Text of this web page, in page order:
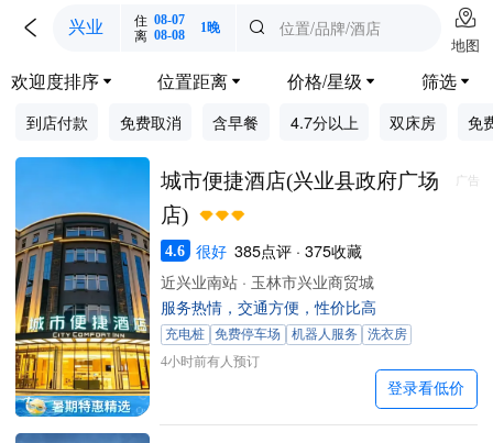
 兴业 住 08-07
离 08-08 1晚  位置/品牌/酒店 
地图
欢迎度排序 位置距离  价格/星级  筛选 
到店付款 免费取消 含早餐 4.7分以上 双床房 免
城市便捷酒店(兴业县政府广场
店)
广告
4.6 很好 385点评 · 375收藏
近兴业南站 · 玉林市兴业商贸城
服务热情，交通方便，性价比高
充电桩 免费停车场 机器人服务
洗衣房
4小时前有人预订
登录看低价